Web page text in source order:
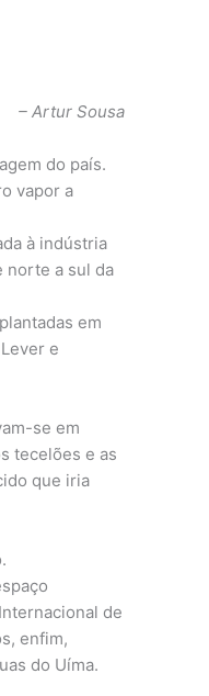
– Artur Sousa
do país.
vapor a
à indústria
norte a sul da
em
e
se em
tecelões e as
que iria
de
enfim,
do Uíma.